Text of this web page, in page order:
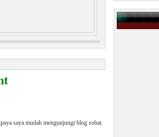
juta
saya mudah mengunjungi blog sobat.